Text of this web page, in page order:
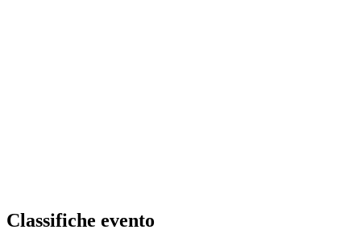
Classifiche evento